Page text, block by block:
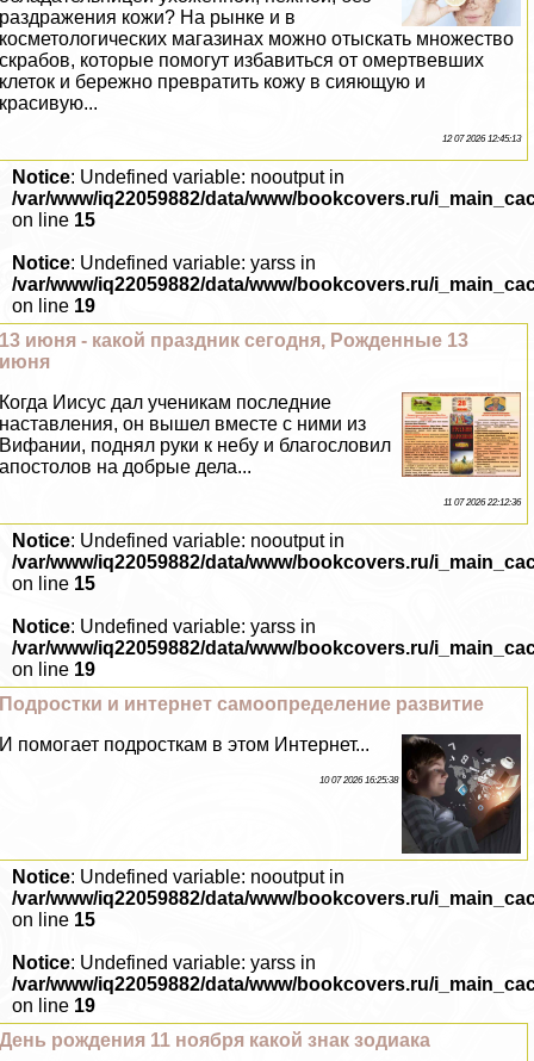
раздражения кожи? На рынке и в
косметологических магазинах можно отыскать множество
скрабов, которые помогут избавиться от омертвевших
клеток и бережно превратить кожу в сияющую и
красивую...
12 07 2026 12:45:13
Notice: Undefined variable: nooutput in
/var/www/iq22059882/data/www/bookcovers.ru/
on line 15
Notice: Undefined variable: yarss in
/var/www/iq22059882/data/www/bookcovers.ru/
on line 19
13 июня - какой праздник сегодня, Рожденные 13
июня
Когда Иисус дал ученикам последние
наставления, он вышел вместе с ними из
Вифании, поднял руки к небу и благословил
апостолов на добрые дела...
11 07 2026 22:12:36
Notice: Undefined variable: nooutput in
/var/www/iq22059882/data/www/bookcovers.ru/
on line 15
Notice: Undefined variable: yarss in
/var/www/iq22059882/data/www/bookcovers.ru/
on line 19
Подростки и интернет самоопределение развитие
И помогает подросткам в этом Интернет...
10 07 2026 16:25:38
Notice: Undefined variable: nooutput in
/var/www/iq22059882/data/www/bookcovers.ru/
on line 15
Notice: Undefined variable: yarss in
/var/www/iq22059882/data/www/bookcovers.ru/
on line 19
День рождения 11 ноября какой знак зодиака